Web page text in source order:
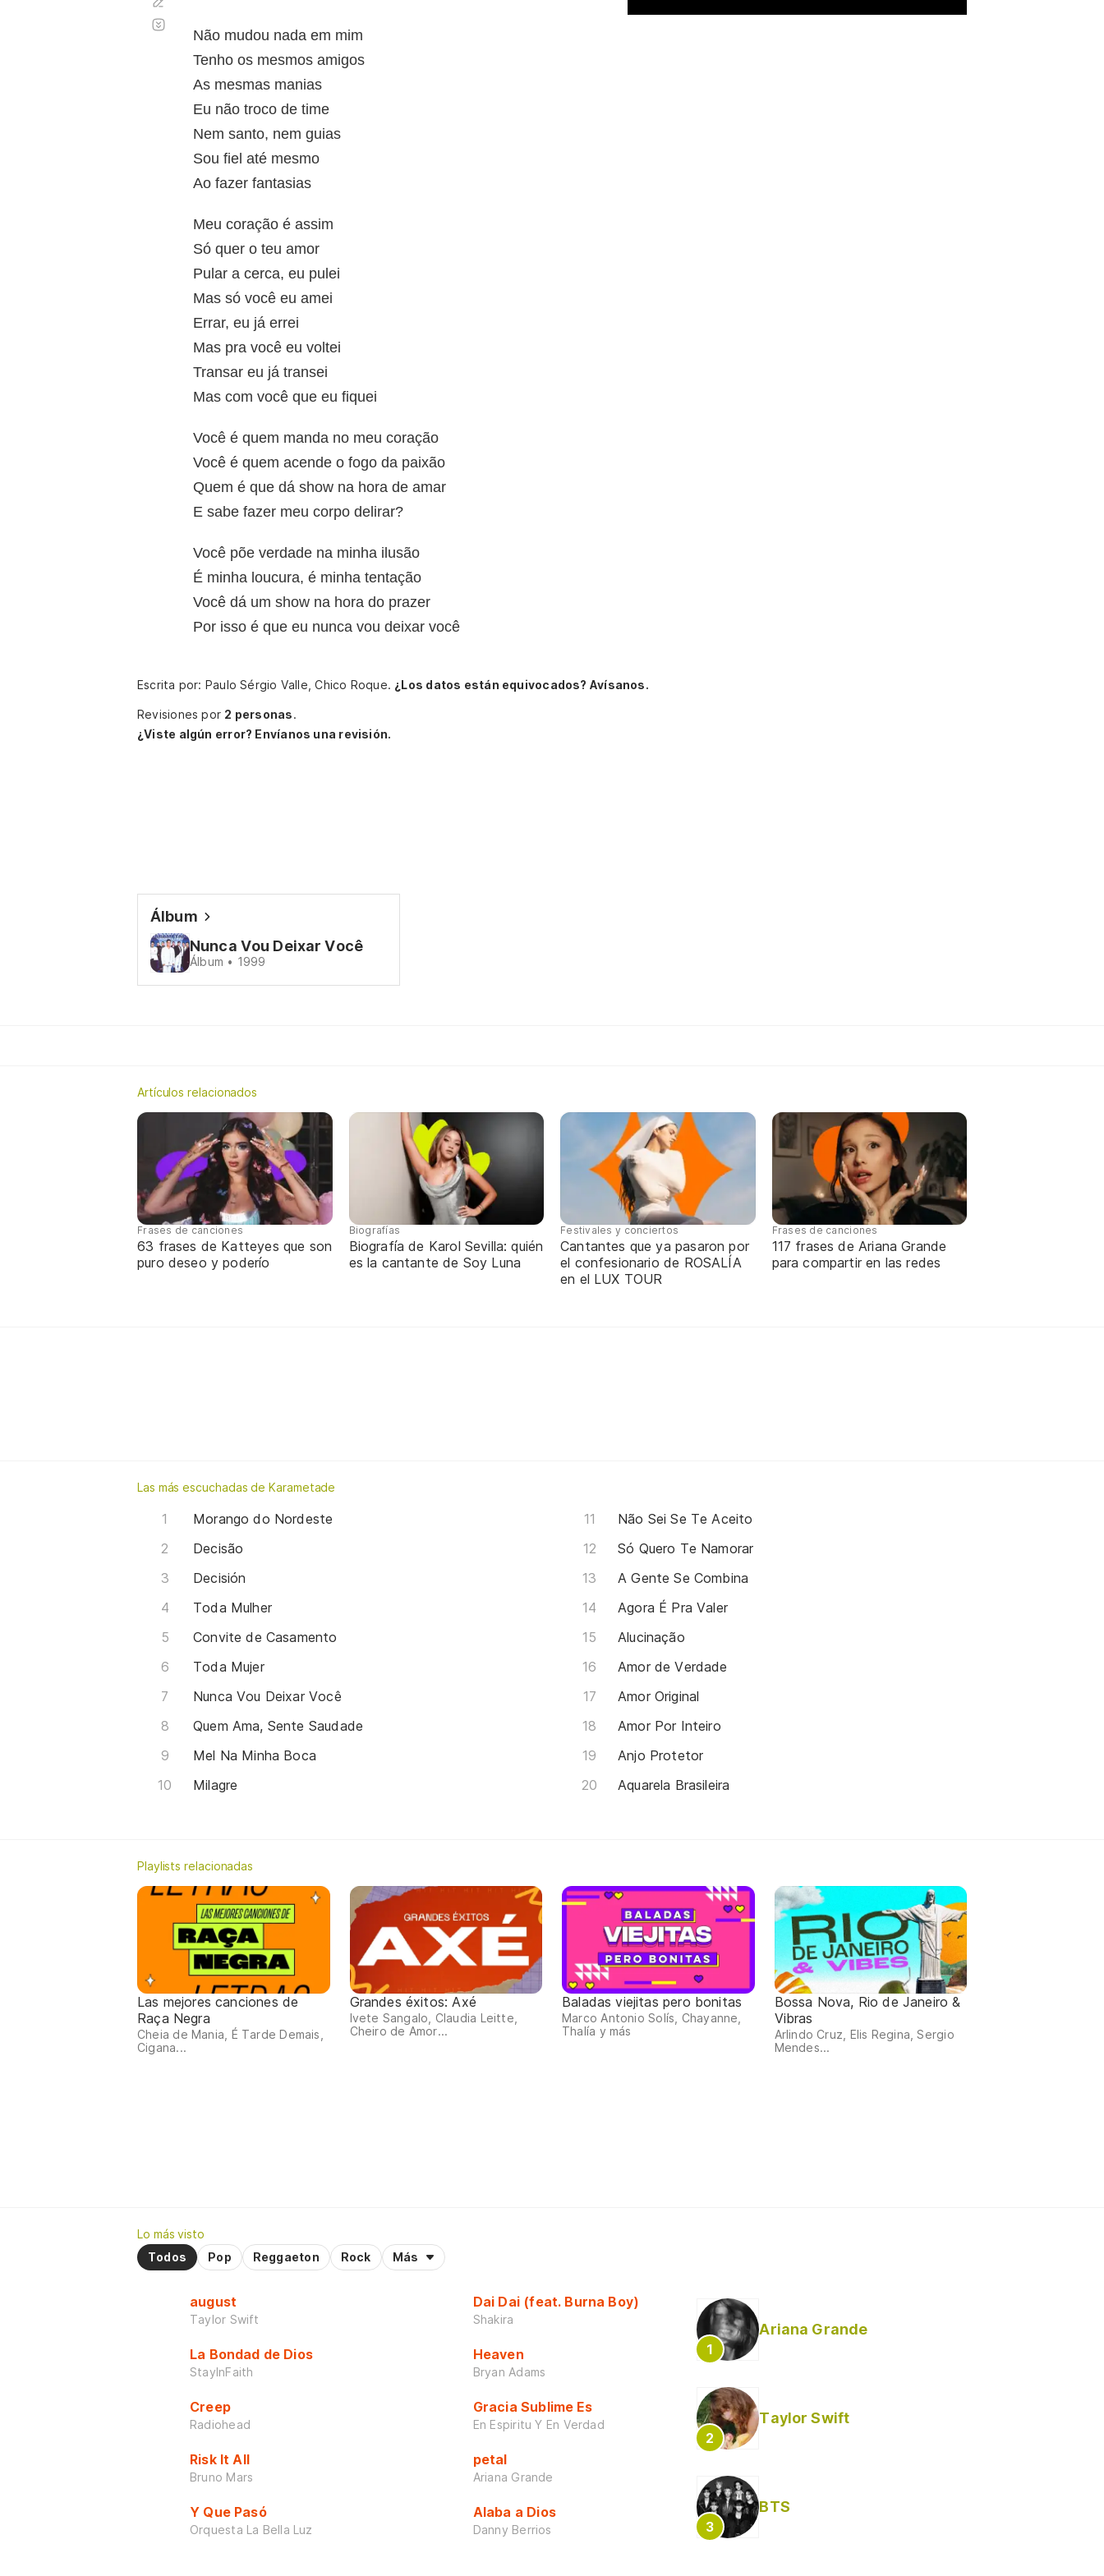
Não mudou nada em mim
Tenho os mesmos amigos
As mesmas manias
Eu não troco de time
Nem santo, nem guias
Sou fiel até mesmo
Ao fazer fantasias
Meu coração é assim
Só quer o teu amor
Pular a cerca, eu pulei
Mas só você eu amei
Errar, eu já errei
Mas pra você eu voltei
Transar eu já transei
Mas com você que eu fiquei
Você é quem manda no meu coração
Você é quem acende o fogo da paixão
Quem é que dá show na hora de amar
E sabe fazer meu corpo delirar?
Você põe verdade na minha ilusão
É minha loucura, é minha tentação
Você dá um show na hora do prazer
Por isso é que eu nunca vou deixar você
automático
Escrita por: Paulo Sérgio Valle, Chico Roque. ¿Los datos están equivocados? Avísanos.
Revisiones por 2 personas.
¿Viste algún error? Envíanos una revisión.
Álbum
Nunca Vou Deixar Você
Álbum • 1999
Artículos relacionados
Frases de canciones
63 frases de Katteyes que son
puro deseo y poderío
Biografías
Biografía de Karol Sevilla: quién
es la cantante de Soy Luna
Festivales y conciertos
Cantantes que ya pasaron por
el confesionario de ROSALÍA
en el LUX TOUR
Frases de canciones
117 frases de Ariana Grande
para compartir en las redes
Las más escuchadas de Karametade
Morango do Nordeste
Decisão
Decisión
Toda Mulher
Convite de Casamento
Toda Mujer
Nunca Vou Deixar Você
Quem Ama, Sente Saudade
Mel Na Minha Boca
Milagre
Não Sei Se Te Aceito
Só Quero Te Namorar
A Gente Se Combina
Agora É Pra Valer
Alucinação
Amor de Verdade
Amor Original
Amor Por Inteiro
Anjo Protetor
Aquarela Brasileira
Playlists relacionadas
Las mejores canciones de
Raça Negra
Cheia de Mania, É Tarde Demais,
Cigana...
Grandes éxitos: Axé
Ivete Sangalo, Claudia Leitte,
Cheiro de Amor...
Baladas viejitas pero bonitas
Marco Antonio Solís, Chayanne,
Thalía y más
Bossa Nova, Rio de Janeiro &
Vibras
Arlindo Cruz, Elis Regina, Sergio
Mendes...
Lo más visto
Todos
Pop Reggaeton Rock Más
august
Taylor Swift
La Bondad de Dios
StayInFaith
Creep
Radiohead
Risk It All
Bruno Mars
Y Que Pasó
Orquesta La Bella Luz
Dai Dai (feat. Burna Boy)
Shakira
Heaven
Bryan Adams
Gracia Sublime Es
En Espiritu Y En Verdad
petal
Ariana Grande
Alaba a Dios
Danny Berrios
Ariana Grande
Taylor Swift
BTS